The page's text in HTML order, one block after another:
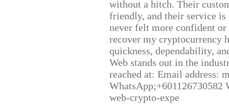
without a hitch. Their
friendly, and their service
never felt more confident
recover my cryptocurrency
quickness, dependability,
Web stands out in the
reached at: Email address:
web-crypto-expe